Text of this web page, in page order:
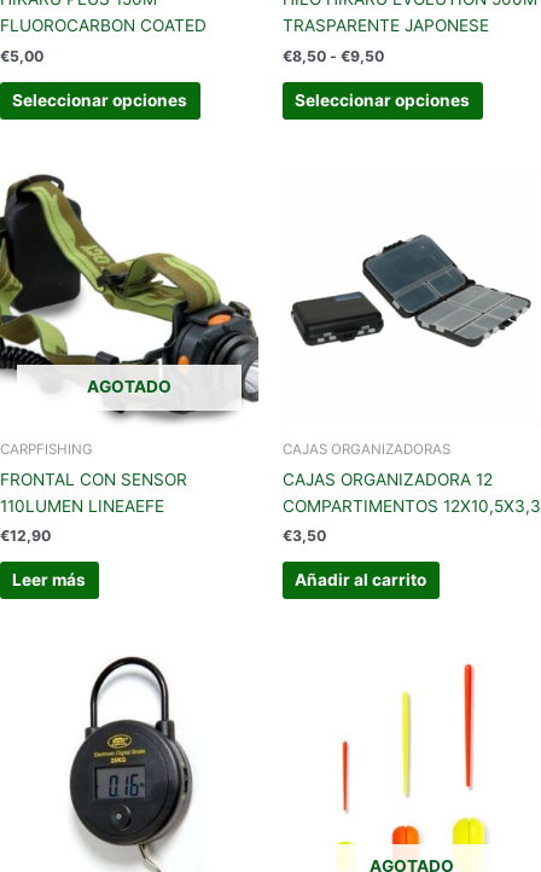
FLUOROCARBON COATED
€5,00
Seleccionar opciones
página
TRASPARENTE JAPONESE
€8,50 - €9,50
Seleccionar opciones
página
AGOTADO
CARPFISHING
FRONTAL CON SENSOR
110LUMEN LINEAEFE
€12,90
Leer más
CAJAS ORGANIZADORAS
CAJAS ORGANIZADORA 12
COMPARTIMENTOS 12X10,5X3,3
€3,50
Añadir al carrito
AGOTADO